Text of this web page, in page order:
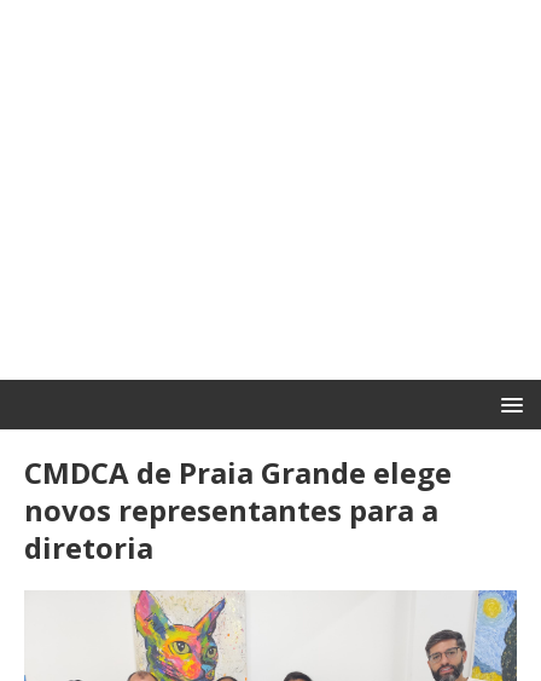
CMDCA de Praia Grande elege
novos representantes para a
diretoria